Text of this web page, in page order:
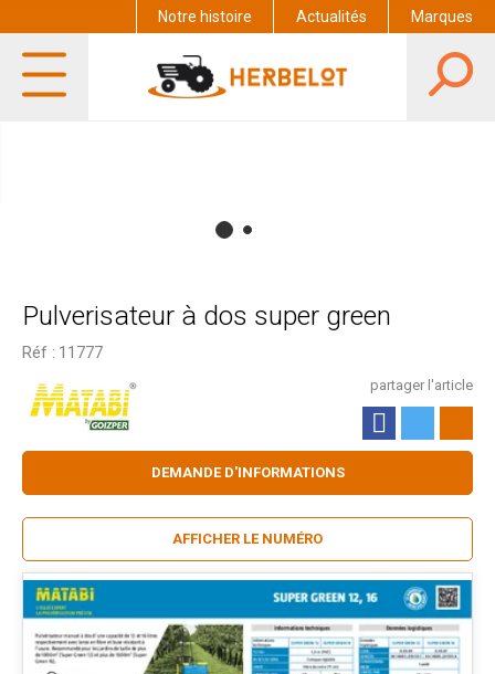
Notre histoire Actualités Marques
Pulverisateur à dos super green
Réf : 11777
partager l'article
DEMANDE D'INFORMATIONS
AFFICHER LE NUMÉRO